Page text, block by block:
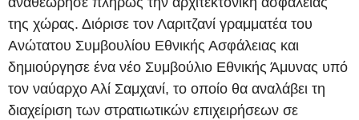
της χώρας. Διόρισε τον Λαριτζανί γραμματέα του
Ανώτατου Συμβουλίου Εθνικής Ασφάλειας και
δημιούργησε ένα νέο Συμβούλιο Εθνικής Άμυνας υπό
τον ναύαρχο Αλί Σαμχανί, το οποίο θα αναλάβει τη
διαχείριση των στρατιωτικών επιχειρήσεων σε